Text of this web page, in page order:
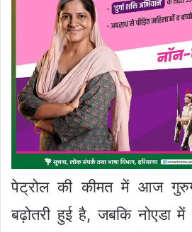
पेट्रोल की कीमत में आज
बढ़ोतरी हुई है, जबकि नोएडा